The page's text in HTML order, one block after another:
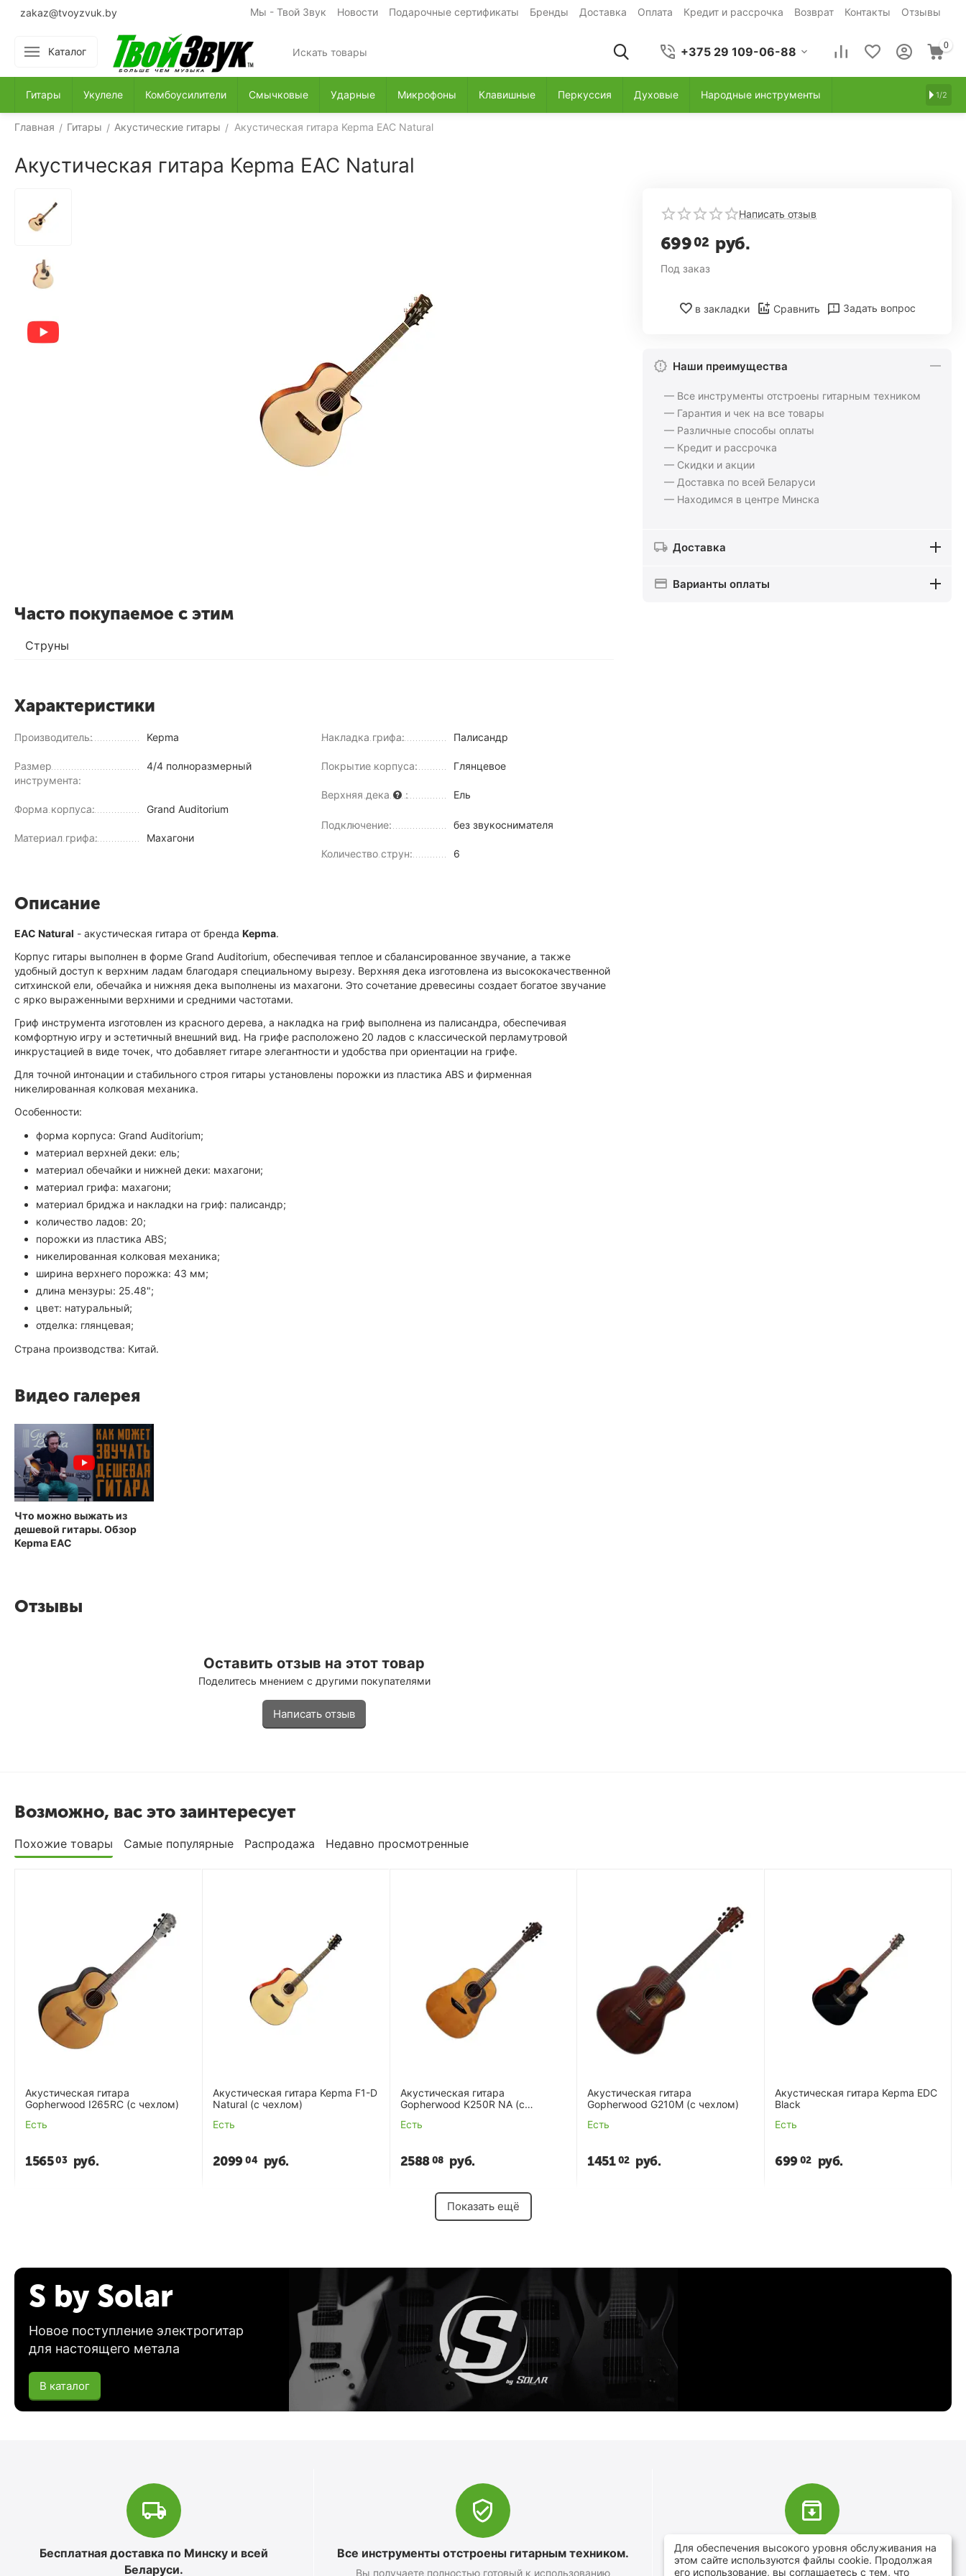
zakaz@tvoyzvuk.by Мы - Твой Звук Новости Подарочные сертификаты Бренды Доставка Оплата Кредит и рассрочка Возврат Контакты Отзывы
Каталог +375 29 109-06-88 0
Гитары Укулеле Комбоусилители Смычковые Ударные Микрофоны Клавишные Перкуссия Духовые Народные инструменты 1/2
Главная / Гитары / Акустические гитары / Акустическая гитара Kepma EAC Natural
Акустическая гитара Kepma EAC Natural
Написать отзыв
69902 руб.
Под заказ
в закладки Сравнить Задать вопрос
Наши преимущества
— Все инструменты отстроены гитарным техником
— Гарантия и чек на все товары
— Различные способы оплаты
— Кредит и рассрочка
— Скидки и акции
— Доставка по всей Беларуси
— Находимся в центре Минска
Доставка
Варианты оплаты
Часто покупаемое с этим
Струны
Характеристики
Производитель: Kepma
Размер
инструмента:
4/4 полноразмерный
Форма корпуса: Grand Auditorium
Материал грифа: Махагони
Накладка грифа: Палисандр
Покрытие корпуса: Глянцевое
Верхняя дека : Ель
Подключение: без звукоснимателя
Количество струн: 6
Описание
EAC Natural - акустическая гитара от бренда Kepma.
Корпус гитары выполнен в форме Grand Auditorium, обеспечивая теплое и сбалансированное звучание, а также
удобный доступ к верхним ладам благодаря специальному вырезу. Верхняя дека изготовлена из высококачественной
ситхинской ели, обечайка и нижняя дека выполнены из махагони. Это сочетание древесины создает богатое звучание
с ярко выраженными верхними и средними частотами.
Гриф инструмента изготовлен из красного дерева, а накладка на гриф выполнена из палисандра, обеспечивая
комфортную игру и эстетичный внешний вид. На грифе расположено 20 ладов с классической перламутровой
инкрустацией в виде точек, что добавляет гитаре элегантности и удобства при ориентации на грифе.
Для точной интонации и стабильного строя гитары установлены порожки из пластика ABS и фирменная
никелированная колковая механика.
Особенности:
форма корпуса: Grand Auditorium;
материал верхней деки: ель;
материал обечайки и нижней деки: махагони;
материал грифа: махагони;
материал бриджа и накладки на гриф: палисандр;
количество ладов: 20;
порожки из пластика ABS;
никелированная колковая механика;
ширина верхнего порожка: 43 мм;
длина мензуры: 25.48";
цвет: натуральный;
отделка: глянцевая;
Страна производства: Китай.
Видео галерея
Что можно выжать из
дешевой гитары. Обзор
Kepma EAC
Отзывы
Оставить отзыв на этот товар
Поделитесь мнением с другими покупателями
Написать отзыв
Возможно, вас это заинтересует
Похожие товары Самые популярные Распродажа Недавно просмотренные
Акустическая гитара
Gopherwood I265RC (с чехлом)
Есть
156503 руб.
Акустическая гитара Kepma F1-D
Natural (с чехлом)
Есть
209904 руб.
Акустическая гитара
Gopherwood K250R NA (с
Есть
258808 руб.
Акустическая гитара
Gopherwood G210M (с чехлом)
Есть
1451 02 руб.
Акустическая гитара Kepma EDC
Black
Есть
69902 руб.
Показать ещё
S by Solar
Новое поступление электрогитар
для настоящего метала
В каталог
Бесплатная доставка по Минску и всей
Беларуси.
Все инструменты отстроены гитарным техником.
Вы получаете полностью готовый к использованию
В наличии более 4000 наименований
товаров
Для обеспечения высокого уровня обслуживания на
этом сайте используются файлы cookie. Продолжая
его использование, вы соглашаетесь с тем, что